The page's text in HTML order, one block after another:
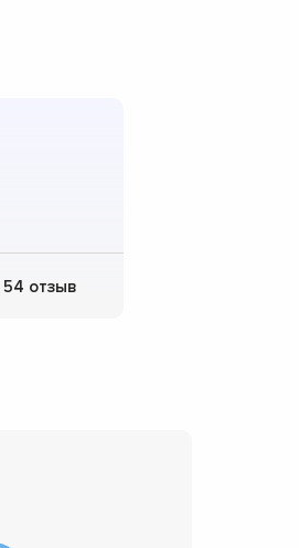
54 отзыв